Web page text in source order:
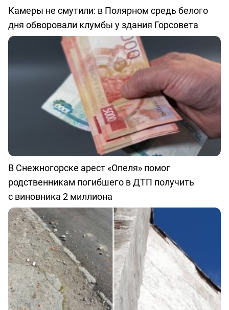
Камеры не смутили: в Полярном средь белого
дня обворовали клумбы у здания Горсовета
В Снежногорске арест «Опеля» помог
родственникам погибшего в ДТП получить
с виновника 2 миллиона